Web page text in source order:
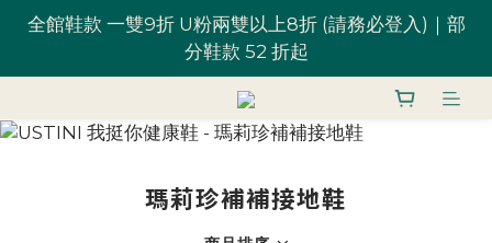
全館鞋款 一雙9折 U粉兩雙以上8折 (請務必登入)｜部
分鞋款 52 折起
全館鞋款 一雙9折 U粉兩雙以上8折 (請務必登入)｜部
分鞋款 52 折起
台灣滿 $1,700 享免運優惠
U粉就是你！加入會員 $200 購物金馬上用~
瑪莉珍補補接地鞋